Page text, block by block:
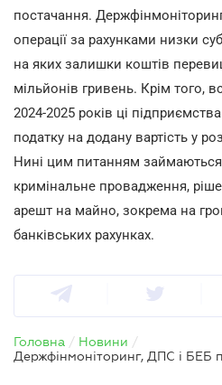
постачання.
операції за рахунками низки
на яких залишки коштів
мільйонів гривень. Крім того,
2024-2025 років ці
податку на додану вартість у
Нині цим питанням займаються
кримінальне провадження,
арешт на майно, зокрема на
банківських рахунках.
Головна / Новини /